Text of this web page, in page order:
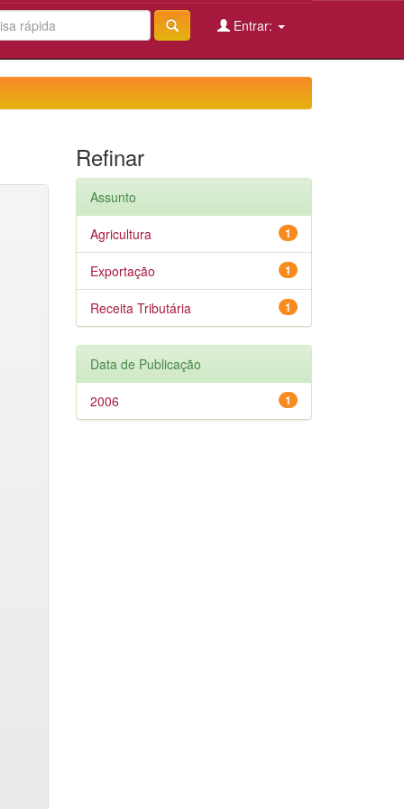
Entrar:
Refinar
Assunto
1
Agricultura
1
Exportação
1
Receita Tributária
Data de Publicação
1
2006